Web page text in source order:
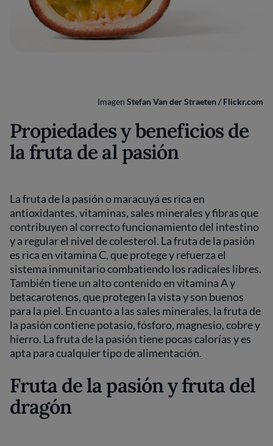
Imagen Stefan Van der Straeten / Flickr.com
Propiedades y beneficios de
la fruta de al pasión
La fruta de la pasión o maracuyá es rica en
antioxidantes, vitaminas, sales minerales y fibras que
contribuyen al correcto funcionamiento del intestino
y a regular el nivel de colesterol. La fruta de la pasión
es rica en vitamina C, que protege y refuerza el
sistema inmunitario combatiendo los radicales libres.
También tiene un alto contenido en vitamina A y
betacarotenos, que protegen la vista y son buenos
para la piel. En cuanto a las sales minerales, la fruta de
la pasión contiene potasio, fósforo, magnesio, cobre y
hierro. La fruta de la pasión tiene pocas calorías y es
apta para cualquier tipo de alimentación.
Fruta de la pasión y fruta del
dragón